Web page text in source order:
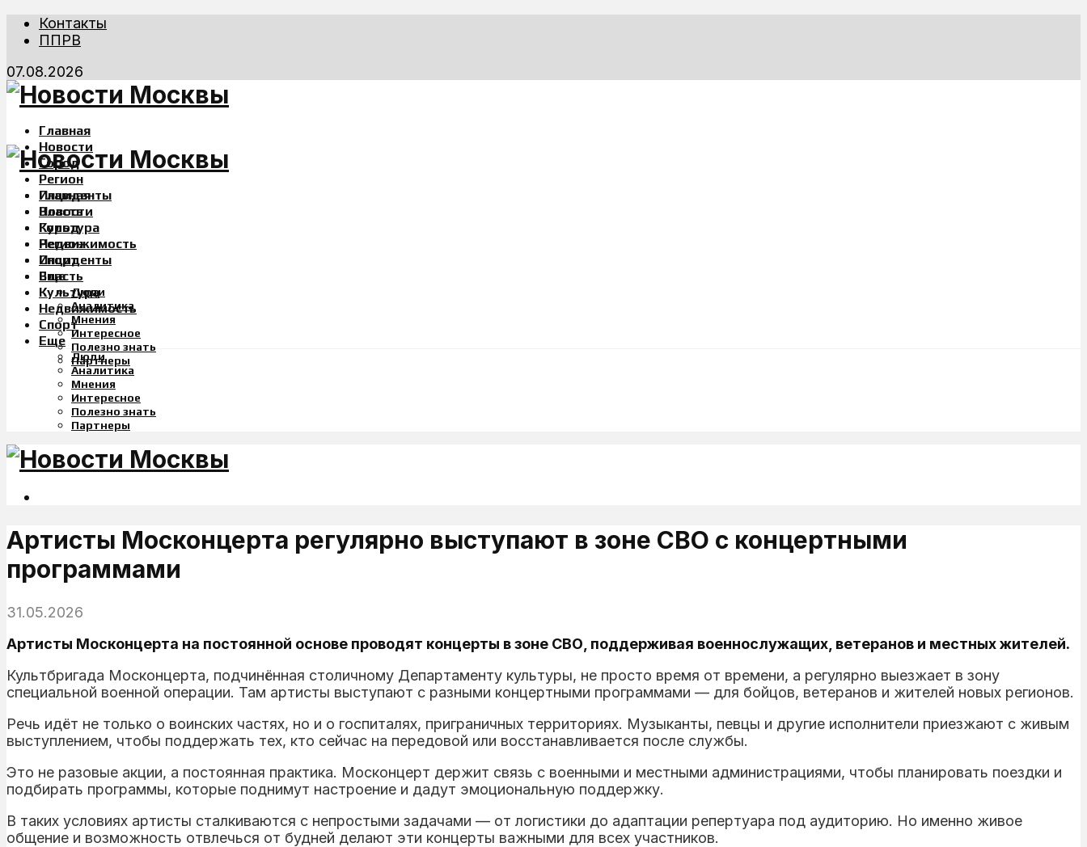
Контакты
ППРВ
07.08.2026
Главная
Новости
Город
Регион
Инциденты
Власть
Культура
Недвижимость
Спорт
Еще
Люди
Аналитика
Мнения
Интересное
Полезно знать
Партнеры
Главная
Новости
Город
Регион
Инциденты
Власть
Культура
Недвижимость
Спорт
Еще
Люди
Аналитика
Мнения
Интересное
Полезно знать
Партнеры
Артисты Москонцерта регулярно выступают в зоне СВО с концертными
программами
31.05.2026
Артисты Москонцерта на постоянной основе проводят концерты в зоне СВО, поддерживая военнослужащих, ветеранов и местных жителей.
Культбригада Москонцерта, подчинённая столичному Департаменту культуры, не просто время от времени, а регулярно выезжает в зону
специальной военной операции. Там артисты выступают с разными концертными программами — для бойцов, ветеранов и жителей новых регионов.
Речь идёт не только о воинских частях, но и о госпиталях, приграничных территориях. Музыканты, певцы и другие исполнители приезжают с живым
выступлением, чтобы поддержать тех, кто сейчас на передовой или восстанавливается после службы.
Это не разовые акции, а постоянная практика. Москонцерт держит связь с военными и местными администрациями, чтобы планировать поездки и
подбирать программы, которые поднимут настроение и дадут эмоциональную поддержку.
В таких условиях артисты сталкиваются с непростыми задачами — от логистики до адаптации репертуара под аудиторию. Но именно живое
общение и возможность отвлечься от будней делают эти концерты важными для всех участников.